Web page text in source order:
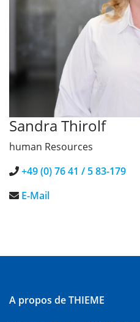
Sandra Thirolf
human Resources
+49 (0) 76 41 / 5 83-179
E-Mail
A propos de THIEME